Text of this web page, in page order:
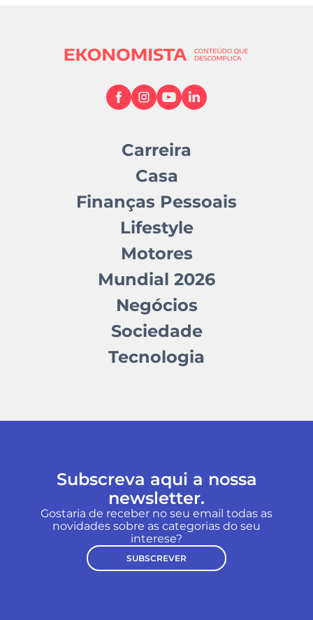
Carreira
Casa
Finanças Pessoais
Lifestyle
Motores
Mundial 2026
Negócios
Sociedade
Tecnologia
Subscreva aqui a nossa
newsletter.
Gostaria de receber no seu email todas as
novidades sobre as categorias do seu
interese?
SUBSCREVER